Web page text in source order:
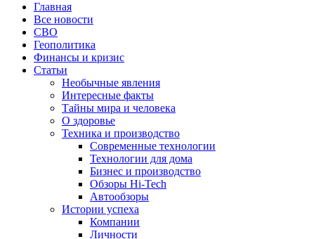
Главная
Все новости
СВО
Геополитика
Финансы и кризис
Статьи
Необычные явления
Интересные факты
Тайны мира и человека
О здоровье
Техника и производство
Современные технологии
Технологии для дома
Бизнес и производство
Обзоры Hi-Tech
Автообзоры
Истории успеха
Компании
Личности